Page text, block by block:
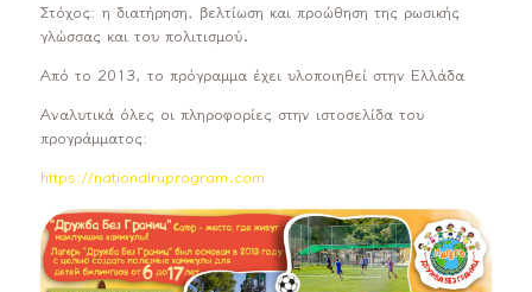
Στόχος: η διατήρηση, βελτίωση και προώθηση της ρωσικής
γλώσσας και του πολιτισμού.
Από το 2013, το πρόγραμμα έχει υλοποιηθεί στην Ελλάδα
Αναλυτικά όλες οι πληροφορίες στην ιστοσελίδα του
προγράμματος:
https://nationalruprogram.com